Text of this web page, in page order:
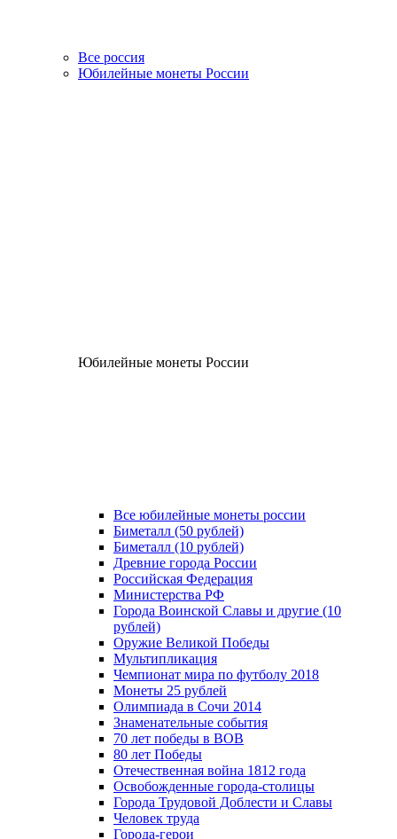
Все россия
Юбилейные монеты России
Юбилейные монеты России
Все юбилейные монеты россии
Биметалл (50 рублей)
Биметалл (10 рублей)
Древние города России
Российская Федерация
Министерства РФ
Города Воинской Славы и другие (10
рублей)
Оружие Великой Победы
Мультипликация
Чемпионат мира по футболу 2018
Монеты 25 рублей
Олимпиада в Сочи 2014
Знаменательные события
70 лет победы в ВОВ
80 лет Победы
Отечественная война 1812 года
Освобожденные города-столицы
Города Трудовой Доблести и Славы
Человек труда
Города-герои